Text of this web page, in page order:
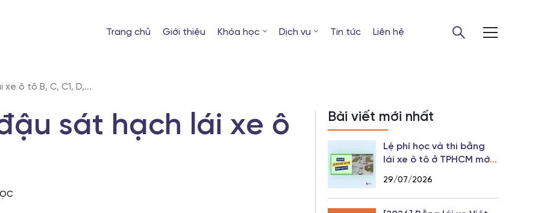
Trang chủ Giới thiệu Khóa học Dịch vụ Tin tức Liên hệ
ô tô B, C, C1, D,...
sát hạch lái xe ô
Bài viết mới nhất
Lệ phí học và thi bằng
lái xe ô tô ở TPHCM mới
nhất 2026
29/07/2026